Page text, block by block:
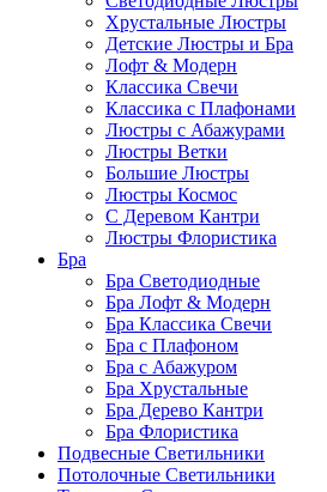
Хрустальные Люстры
Детские Люстры и Бра
Лофт & Модерн
Классика Свечи
Классика с Плафонами
Люстры с Абажурами
Люстры Ветки
Большие Люстры
Люстры Космос
С Деревом Кантри
Люстры Флористика
Бра
Бра Светодиодные
Бра Лофт & Модерн
Бра Классика Свечи
Бра с Плафоном
Бра с Абажуром
Бра Хрустальные
Бра Дерево Кантри
Бра Флористика
Подвесные Светильники
Потолочные Светильники